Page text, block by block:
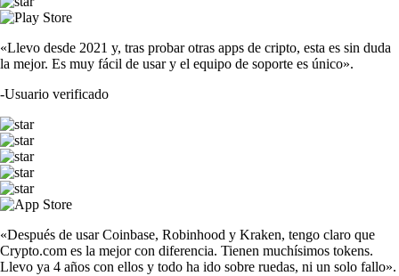
«Llevo desde 2021 y, tras probar otras apps de cripto, esta es sin duda
la mejor. Es muy fácil de usar y el equipo de soporte es único».
-Usuario verificado
«Después de usar Coinbase, Robinhood y Kraken, tengo claro que
Crypto.com es la mejor con diferencia. Tienen muchísimos tokens.
Llevo ya 4 años con ellos y todo ha ido sobre ruedas, ni un solo fallo».